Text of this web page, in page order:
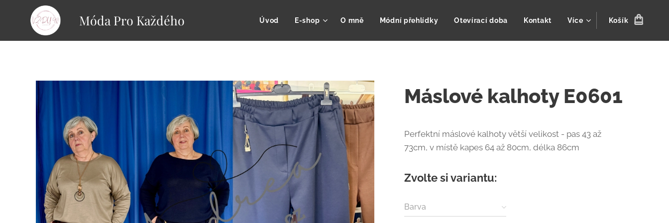
Móda Pro Každého Úvod E-shop O mně Módní přehlídky Otevírací doba Kontakt Více Košík
Máslové kalhoty E0601
Perfektní máslové kalhoty větší velikost - pas 43 až
73cm, v místě kapes 64 až 80cm, délka 86cm
Zvolte si variantu:
Barva